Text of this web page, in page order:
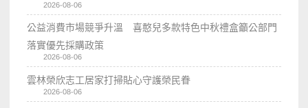
2026-08-06
公益消費市場競爭升溫 喜憨兒多款特色中秋禮盒籲公部門
落實優先採購政策
2026-08-06
雲林榮欣志工居家打掃貼心守護榮民眷
2026-08-06